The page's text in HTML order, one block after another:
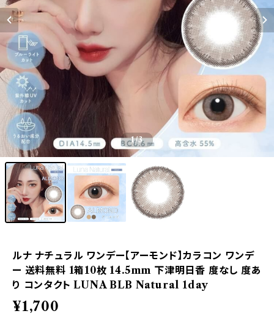
1/3
ルナ ナチュラル ワンデー【アーモンド】カラコン ワンデ
ー 送料無料 1箱10枚 14.5mm 下津明日香 度なし 度あ
り コンタクト LUNA BLB Natural 1day
¥1,700